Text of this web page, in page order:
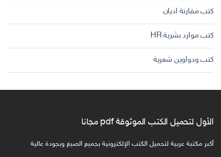
كتب مقارنة اديان
كتب موارد بشرية HR
كتب ودواوين شعرية
الأول لتحميل الكتب الموثوقة pdf مجانا
أكبر مكتبة عربية لتحميل الكتب الإلكترونية بجميع الصيغ وبجودة عالية